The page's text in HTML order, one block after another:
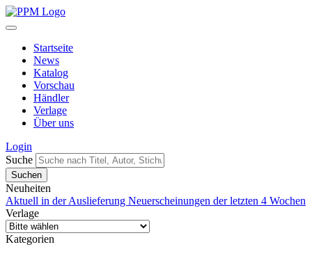
Startseite
News
Katalog
Vorschau
Händler
Verlage
Über uns
Login
Suche
Neuheiten
Aktuell in der Auslieferung Neuerscheinungen der letzten 4 Wochen
Verlage
Kategorien